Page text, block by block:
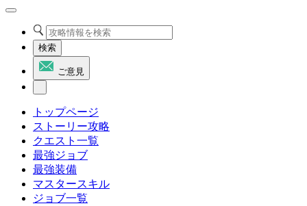
検索
ご意見
トップページ
ストーリー攻略
クエスト一覧
最強ジョブ
最強装備
マスタースキル
ジョブ一覧